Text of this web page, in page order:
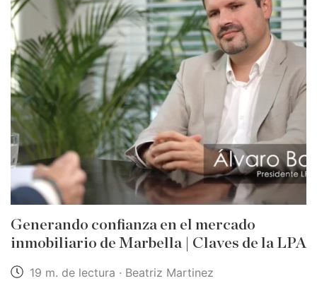
Generando confianza en el mercado
inmobiliario de Marbella | Claves de la LPA
19 m. de lectura · Beatriz Martinez